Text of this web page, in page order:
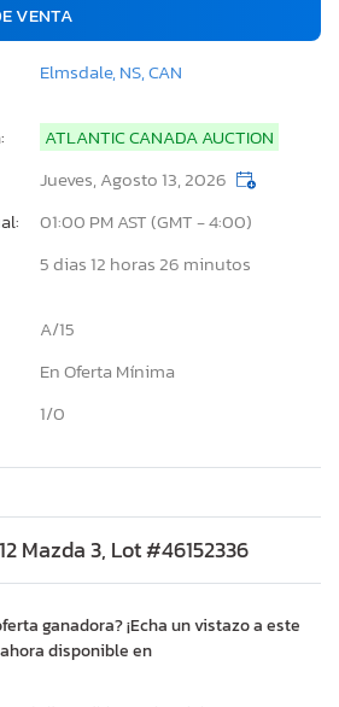
VENTA
Elmsdale, NS, CAN
ATLANTIC CANADA AUCTION
Jueves, Agosto 13, 2026
01:00 PM AST (GMT - 4:00)
5 dias 12 horas 26 minutos
A/15
En Oferta Mínima
1/0
Mazda 3, Lot #46152336
ganadora? ¡Echa un vistazo a este
disponible en